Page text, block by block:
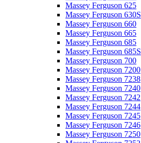
Massey Ferguson 625
Massey Ferguson 630S
Massey Ferguson 660
Massey Ferguson 665
Massey Ferguson 685
Massey Ferguson 685S
Massey Ferguson 700
Massey Ferguson 7200
Massey Ferguson 7238
Massey Ferguson 7240
Massey Ferguson 7242
Massey Ferguson 7244
Massey Ferguson 7245
Massey Ferguson 7246
Massey Ferguson 7250